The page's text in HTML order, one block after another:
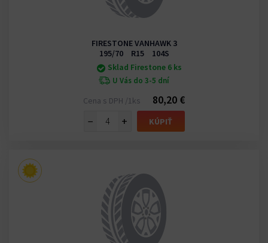
FIRESTONE VANHAWK 3
195/70 R15 104S
Sklad Firestone 6 ks
U Vás do 3-5 dní
Cena s DPH /1ks
80,20 €
−
+ KÚPIŤ